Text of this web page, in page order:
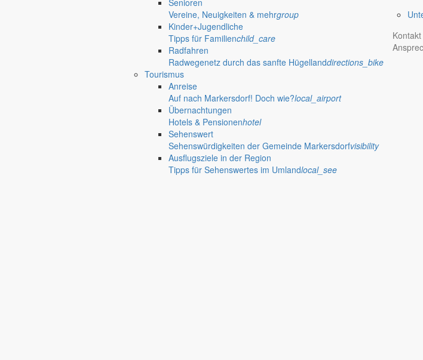
Senioren
Vereine, Neuigkeiten & mehrgroup
Kinder+Jugendliche
Tipps für Familienchild_care
Radfahren
Radwegenetz durch das sanfte Hügellanddirections_bike
Tourismus
Anreise
Auf nach Markersdorf! Doch wie?local_airport
Übernachtungen
Hotels & Pensionenhotel
Sehenswert
Sehenswürdigkeiten der Gemeinde Markersdorfvisibility
Ausflugsziele in der Region
Tipps für Sehenswertes im Umlandlocal_see
Kontakt